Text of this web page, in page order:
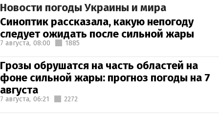
Новости погоды Украины и мира
Синоптик рассказала, какую непогоду
следует ожидать после сильной жары
7 августа, 08:00 1885
Грозы обрушатся на часть областей на
фоне сильной жары: прогноз погоды на 7
августа
7 августа, 06:21 2272